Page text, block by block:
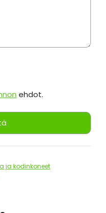
ehdot.
ja kodinkoneet